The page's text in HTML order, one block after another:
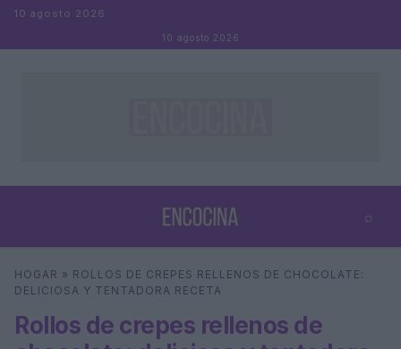
Saltar al contenido
10 agosto 2026
10 agosto 2026
⌕
Buscar ⌕
HOGAR » ROLLOS DE CREPES RELLENOS DE CHOCOLATE:
DELICIOSA Y TENTADORA RECETA
Rollos de crepes rellenos de